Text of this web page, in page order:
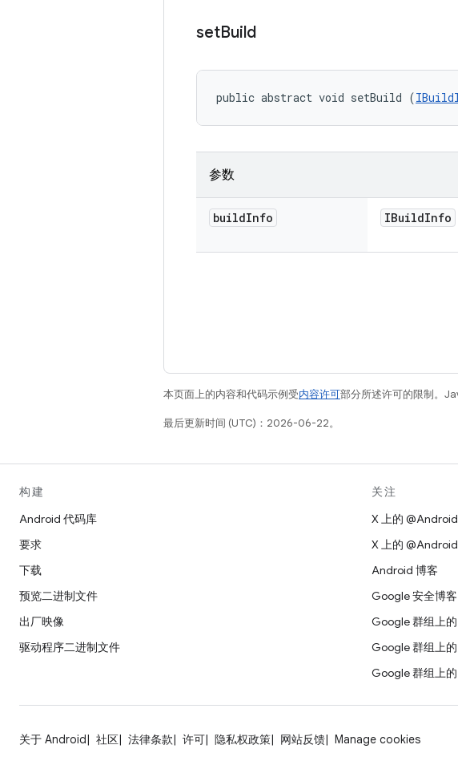
setBuild
public abstract void setBuild (
参数
buildInfo IBuildInfo
本页面上的内容和代码示例受内容许可部分所述许可的限制。
最后更新时间 (UTC)：2026-06-22。
构建
Android 代码库
要求
下载
预览二进制文件
出厂映像
驱动程序二进制文件
关注
X 上的 @Android
X 上的
Android 博客
Google 安全博客
Google 群组上
Google 群组上
Google 群组上
关于 Android 社区 法律条款 许可 隐私权政策 网站反馈 Manage cookies